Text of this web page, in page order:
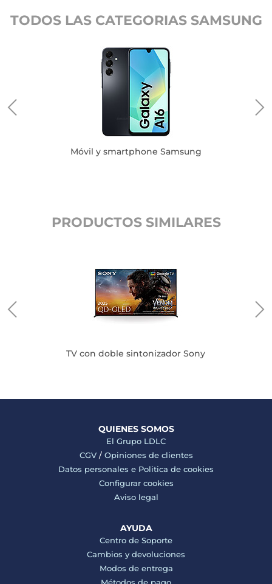
TODOS LAS CATEGORIAS SAMSUNG
Móvil y smartphone Samsung
PRODUCTOS SIMILARES
TV con doble sintonizador Sony
QUIENES SOMOS
El Grupo LDLC
CGV/ Opiniones de clientes
Datos personales e Politica de cookies
Configurar cookies
Aviso legal
AYUDA
Centro de Soporte
Cambios y devoluciones
Modos de entrega